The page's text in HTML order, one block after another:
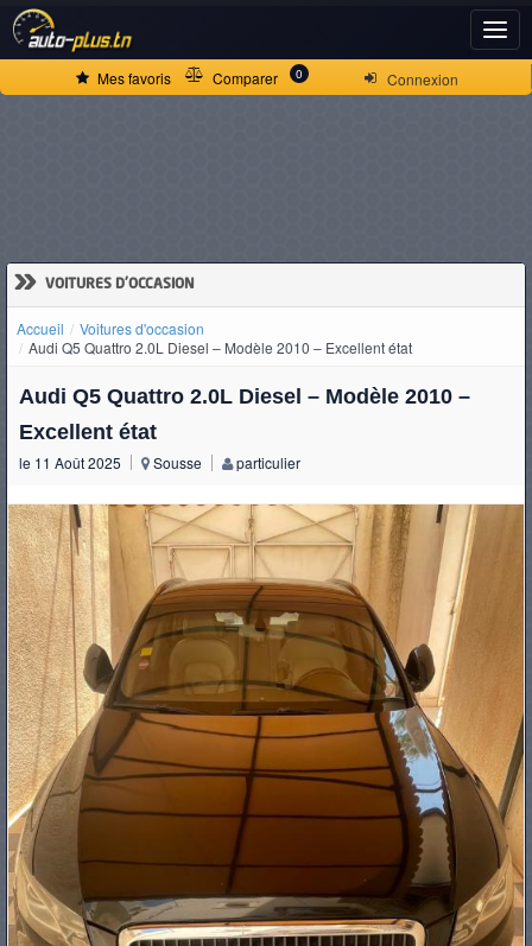
Connexion
Mes favoris Comparer 0
» VOITURES D'OCCASION
Accueil
Voitures d'occasion
Audi Q5 Quattro 2.0L Diesel – Modèle 2010 – Excellent état
Audi Q5 Quattro 2.0L Diesel – Modèle 2010 –
Excellent état
le 11 Août 2025 Sousse particulier
ACCUEIL
VOITURES
D'OCCASION
PNEUS